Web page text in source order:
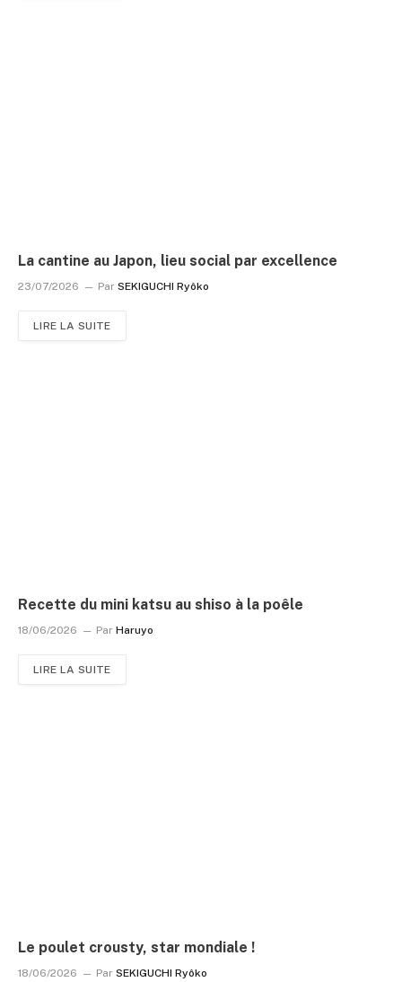
La cantine au Japon, lieu social par excellence
23/07/2026 Par SEKIGUCHI Ryôko
LIRE LA SUITE
Recette du mini katsu au shiso à la poêle
18/06/2026 Par Haruyo
LIRE LA SUITE
Le poulet crousty, star mondiale !
18/06/2026 Par SEKIGUCHI Ryôko